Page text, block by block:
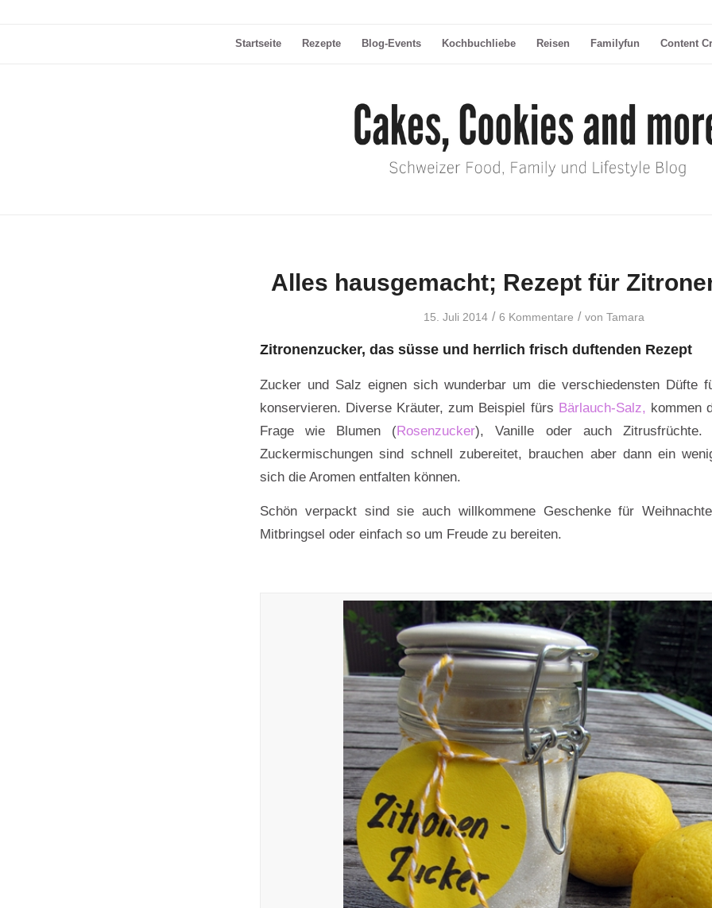
Startseite Rezepte Blog-Events Kochbuchliebe Reisen Familyfun Content
Alles hausgemacht; Rezept für
15. Juli 2014 / 6 Kommentare / von Tamara
Zitronenzucker, das süsse und herrlich frisch duftenden Rezept
Zucker und Salz eignen sich wunderbar um die verschiedensten Düfte
konservieren. Diverse Kräuter, zum Beispiel fürs Bärlauch-Salz, kommen
Frage wie Blumen (Rosenzucker), Vanille oder auch
Zuckermischungen sind schnell zubereitet, brauchen aber dann ein
sich die Aromen entfalten können.
Schön verpackt sind sie auch willkommene Geschenke für
Mitbringsel oder einfach so um Freude zu bereiten.